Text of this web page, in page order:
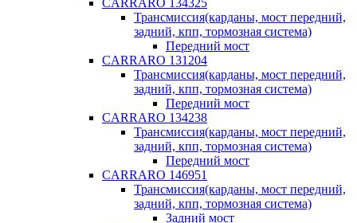
CARRARO 134325
Трансмиссия(карданы, мост передний,
задний, кпп, тормозная система)
Передний мост
CARRARO 131204
Трансмиссия(карданы, мост передний,
задний, кпп, тормозная система)
Передний мост
CARRARO 134238
Трансмиссия(карданы, мост передний,
задний, кпп, тормозная система)
Передний мост
CARRARO 146951
Трансмиссия(карданы, мост передний,
задний, кпп, тормозная система)
Задний мост